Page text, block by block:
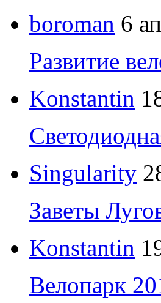
boroman 6
Развитие
Konstantin
Singularity
Заветы
Konstantin
Велопарк